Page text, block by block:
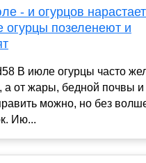
- и огурцов
огурцы позеленеют и
В июле огурцы часто
а от жары, бедной почвы и
можно, но без
Ию...